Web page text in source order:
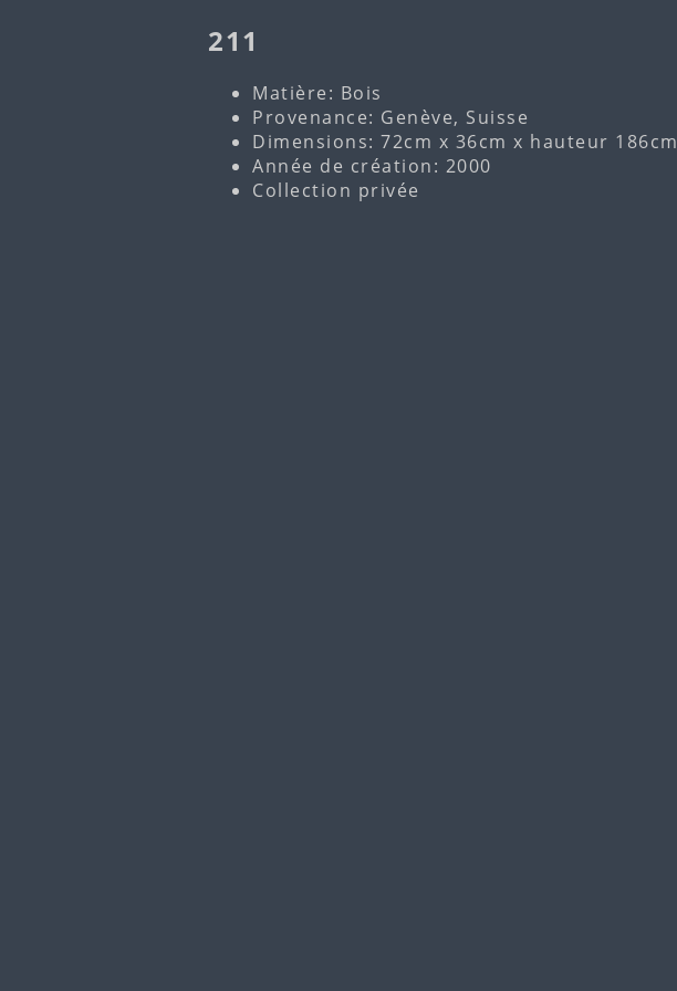
211
Matière: Bois
Provenance: Genève, Suisse
Dimensions: 72cm x 36cm x hauteur 186cm
Année de création: 2000
Collection privée